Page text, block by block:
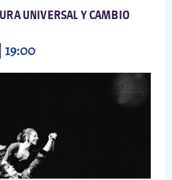
UNIVERSAL Y CAMBIO